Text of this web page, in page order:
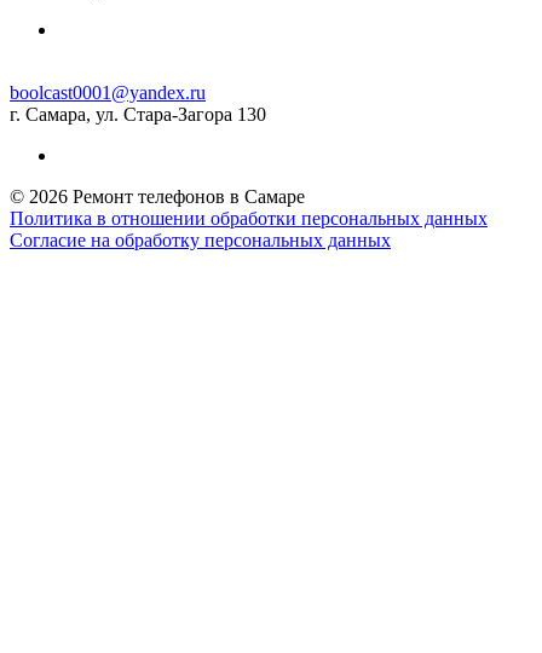
boolcast0001@yandex.ru
г. Самара, ул. Стара-Загора 130
© 2026 Ремонт телефонов в Самаре
Политика в отношении обработки персональных данных
Согласие на обработку персональных данных